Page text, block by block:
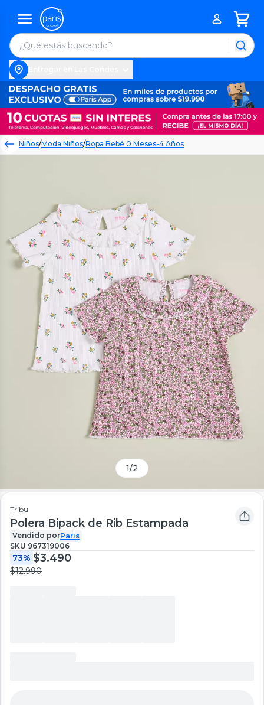
Niños/Moda Niños/Ropa Bebé 0 Meses-4 Años
1/2
Tribu
Polera Bipack de Rib Estampada
Vendido porParis
SKU 967319006
73% $3.490
$12.990